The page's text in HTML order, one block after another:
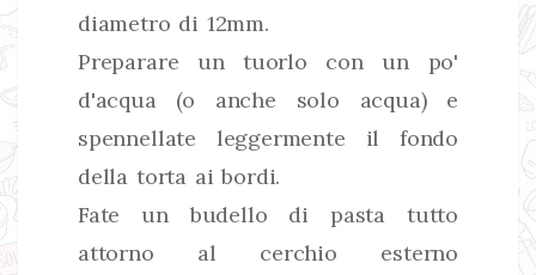
diametro di 12mm.
Preparare un tuorlo con un po'
d'acqua (o anche solo acqua) e
spennellate leggermente il fondo
della torta ai bordi.
Fate un budello di pasta tutto
attorno al cerchio esterno